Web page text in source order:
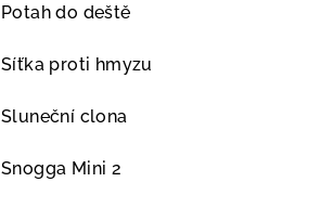
Potah do deště
Síťka proti hmyzu
Sluneční clona
Snogga Mini 2